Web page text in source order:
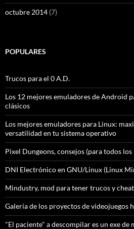
octubre 2014 (7)
POPULARES
Trucos para el 0 A.D.
Los 12 mejores emuladores de Android
clásicos
Los mejores emuladores para Linux:
versatilidad en tu sistema operativo
Pixel Dungeons, consejos (para todos
DNI Electrónico en GNU/Linux (Linux
Mindustry, mod para tener trucos y
Galería de los proyectos de videojuegos
"El paciente" a descompilar es un exe